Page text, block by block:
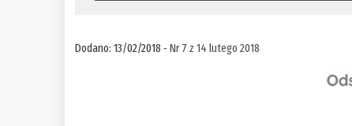
Dodano: 13/02/2018 -Nr 7 z 14 lutego 2018